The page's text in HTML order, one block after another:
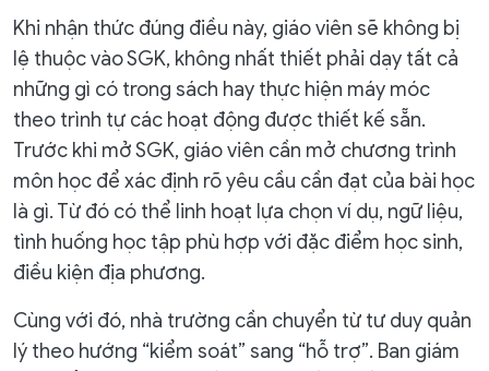
Khi nhận thức đúng điều này, giáo viên sẽ không bị
lệ thuộc vào SGK, không nhất thiết phải dạy tất cả
những gì có trong sách hay thực hiện máy móc
theo trình tự các hoạt động được thiết kế sẵn.
Trước khi mở SGK, giáo viên cần mở chương trình
môn học để xác định rõ yêu cầu cần đạt của bài học
là gì. Từ đó có thể linh hoạt lựa chọn ví dụ, ngữ liệu,
tình huống học tập phù hợp với đặc điểm học sinh,
điều kiện địa phương.
Cùng với đó, nhà trường cần chuyển từ tư duy quản
lý theo hướng “kiểm soát” sang “hỗ trợ”. Ban giám